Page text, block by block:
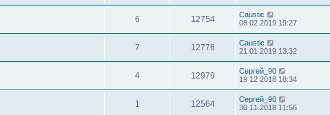
6 12754
Caustic
08 02 2019 19:27
7 12776
Caustic
21 01 2019 13:32
4 12979
Сергей_90
19 12 2018 18:34
1 12564
Сергей_90
30 11 2018 11:56